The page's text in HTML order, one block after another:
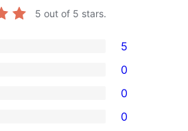
5 out of 5 stars.
5
0
0
0